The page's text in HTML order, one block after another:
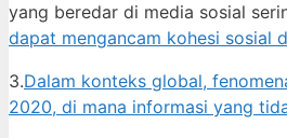
yang beredar di media sosial
dapat mengancam kohesi sosial
3.Dalam konteks global,
2020, di mana informasi yang